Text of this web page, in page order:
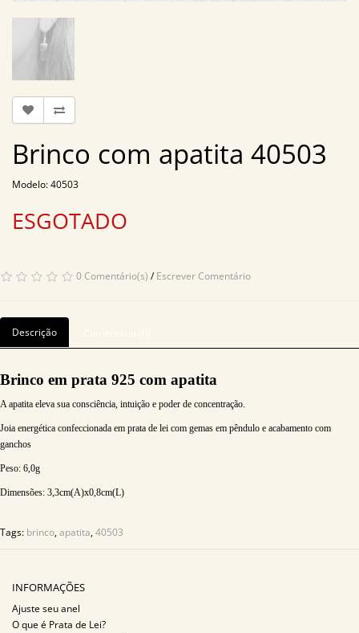
Brinco com apatita 40503
Modelo: 40503
ESGOTADO
0 Comentário(s) /Escrever Comentário
Descrição
Brinco em prata 925 com apatita
A apatita eleva sua consciência, intuição e poder de concentração.
Joia energética confeccionada em prata de lei com gemas em pêndulo e acabamento com
ganchos
Peso: 6,0g
Dimensões: 3,3cm(A)x0,8cm(L)
Tags: brinco,apatita,40503
INFORMAÇÕES
Ajuste seu anel
O que é Prata de Lei?